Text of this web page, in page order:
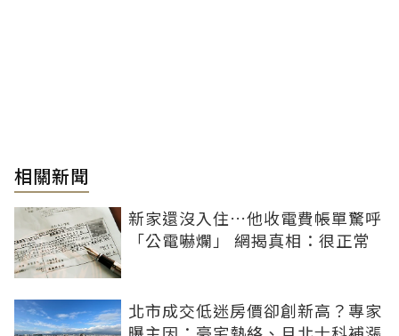
相關新聞
新家還沒入住…他收電費帳單驚呼
「公電嚇爛」 網揭真相：很正常
北市成交低迷房價卻創新高？專家